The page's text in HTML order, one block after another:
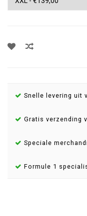
Snelle levering uit
Gratis verzending
Speciale
Formule 1